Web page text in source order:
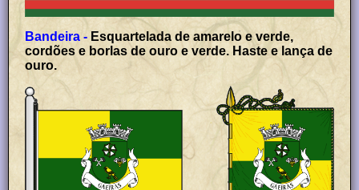
Bandeira - Esquartelada de amarelo e verde,
cordões e borlas de ouro e verde. Haste e lança de
ouro.